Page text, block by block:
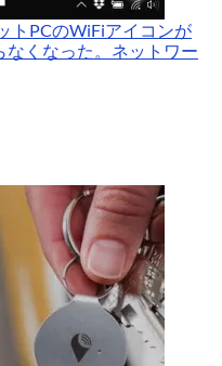
トPCのWiFiアイコンが
くなった。ネットワー